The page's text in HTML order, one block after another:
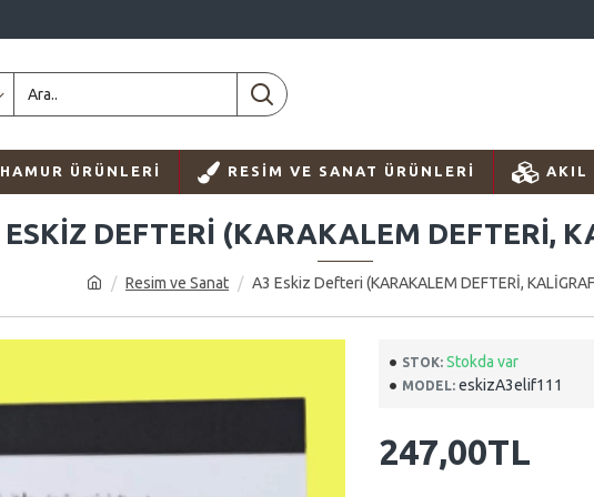
ÜRÜNLERI RESIM VE SANAT ÜRÜNLERI AKIL
Resim ve Sanat A3 Eskiz Defteri (KARAKALEM DEFTERİ,
DEFTERI (KARAKALEM DEFTERİ,
STOK: Stokda var
MODEL: eskizA3elif111
247,00TL